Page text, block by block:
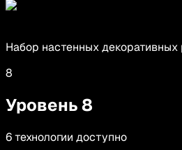
Набор настенных декоративных
8
Уровень8
6технологии доступно